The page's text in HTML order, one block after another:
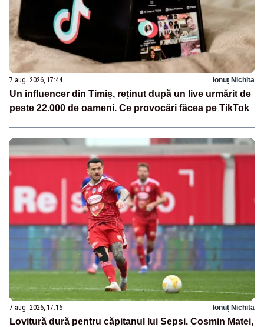
7 aug. 2026, 17:44 Ionuț Nichita
Un influencer din Timiș, reținut după un live urmărit de
peste 22.000 de oameni. Ce provocări făcea pe TikTok
7 aug. 2026, 17:16 Ionuț Nichita
Lovitură dură pentru căpitanul lui Sepsi. Cosmin Matei,